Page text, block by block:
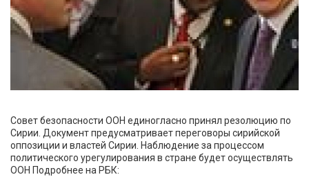
Совет безопасности ООН единогласно принял резолюцию по
Сирии. Документ предусматривает переговоры сирийской
оппозиции и властей Сирии. Наблюдение за процессом
политического урегулирования в стране будет осуществлять
ООН Подробнее на РБК: